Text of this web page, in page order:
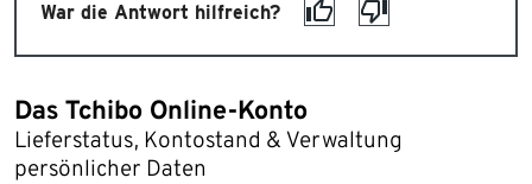
War die Antwort hilfreich?
Das Tchibo Online-Konto
Lieferstatus, Kontostand & Verwaltung
persönlicher Daten